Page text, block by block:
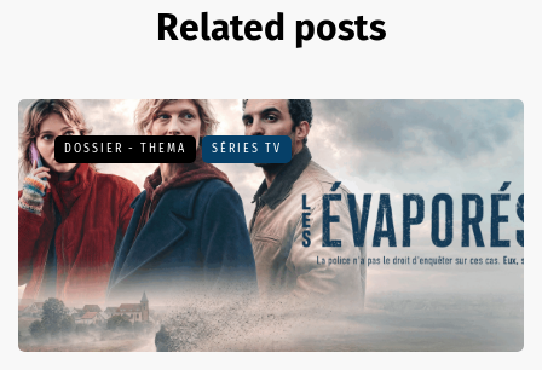
Related posts
DOSSIER - THEMA SÉRIES TV